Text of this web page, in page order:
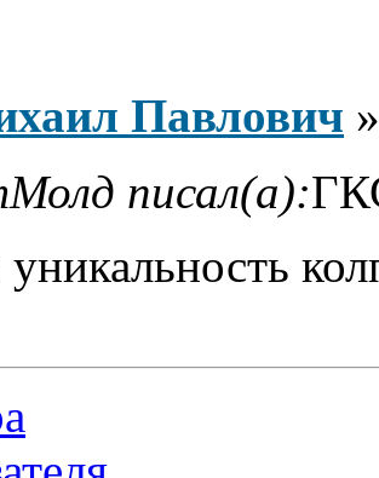
Павлович
писал(а):